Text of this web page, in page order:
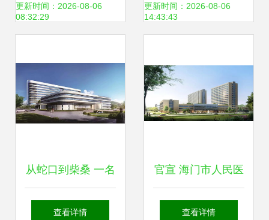
JCI认证工作
更新时间：2026-08-06
08:32:29
区域医疗枢纽
更新时间：2026-08-06
14:43:43
从蛇口到柴桑 一名
护士的成长手记
查看详情
官宣 海门市人民医
院将于9月15日整
查看详情